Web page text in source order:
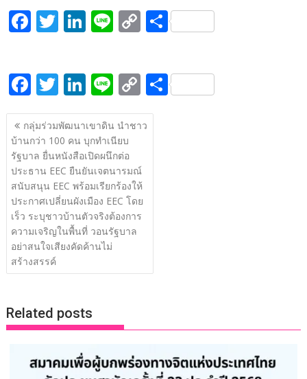
F
b
o
o
k
T
er
Li
e
dI
n
Li C
y
Li
n
S
e
F
ac
e
b
o
o
k
T
w
itt
er
Li
n
k
e
dI
n
Li
n
e
C
o
p
Li
n
k
S
แนะแนว
เรื่อง
กลุ่มร่วมพัฒนาเขาดิน นำชาว
บ้านกว่า 100 คน บุกทำเนียบ
รัฐบาล ยื่นหนังสือเปิดผนึกต่อ
ประธาน EEC ยืนยันเจตนารมณ์
สนับสนุน EEC พร้อมเรียกร้องให้
ประกาศเปลี่ยนผังเมือง EEC โดย
เร็ว ระบุชาวบ้านตัวจริงต้องการ
ความเจริญในพื้นที่ วอนรัฐบาล
อย่าสนใจเสียงคัดค้านไม่
สร้างสรรค์
Related posts